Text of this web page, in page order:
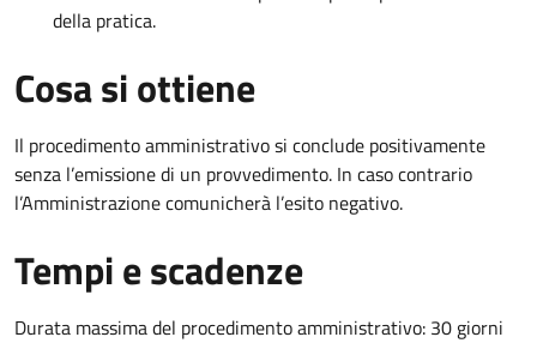
della pratica.
Cosa si ottiene
Il procedimento amministrativo si conclude positivamente
senza l’emissione di un provvedimento. In caso contrario
l’Amministrazione comunicherà l’esito negativo.
Tempi e scadenze
Durata massima del procedimento amministrativo: 30 giorni